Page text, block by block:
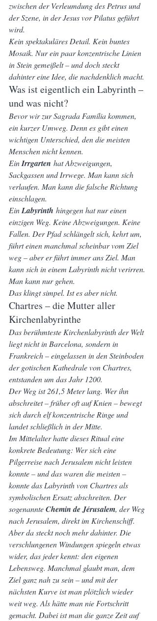
zwischen der Verleumdung des Petrus und
der Szene, in der Jesus vor Pilatus geführt
wird.
Kein spektakuläres Detail. Kein buntes
Mosaik. Nur ein paar konzentrische Linien
in Stein gemeißelt – und doch steckt
dahinter eine Idee, die nachdenklich macht.
Was ist eigentlich ein Labyrinth –
und was nicht?
Bevor wir zur Sagrada Família kommen,
ein kurzer Umweg. Denn es gibt einen
wichtigen Unterschied, den die meisten
Menschen nicht kennen.
Ein Irrgarten hat Abzweigungen,
Sackgassen und Irrwege. Man kann sich
verlaufen. Man kann die falsche Richtung
einschlagen.
Ein Labyrinth hingegen hat nur einen
einzigen Weg. Keine Abzweigungen. Keine
Fallen. Der Pfad schlängelt sich, kehrt um,
führt einen manchmal scheinbar vom Ziel
weg – aber er führt immer ans Ziel. Man
kann sich in einem Labyrinth nicht verirren.
Man kann nur gehen.
Das klingt simpel. Ist es aber nicht.
Chartres – die Mutter aller
Kirchenlabyrinthe
Das berühmteste Kirchenlabyrinth der Welt
liegt nicht in Barcelona, sondern in
Frankreich – eingelassen in den Steinboden
der gotischen Kathedrale von Chartres,
entstanden um das Jahr 1200.
Der Weg ist 261,5 Meter lang. Wer ihn
abschreitet – früher oft auf Knien – bewegt
sich durch elf konzentrische Ringe und
landet schließlich in der Mitte.
Im Mittelalter hatte dieses Ritual eine
konkrete Bedeutung: Wer sich eine
Pilgerreise nach Jerusalem nicht leisten
konnte – und das waren die meisten –
konnte das Labyrinth von Chartres als
symbolischen Ersatz abschreiten. Der
sogenannte Chemin de Jérusalem, der Weg
nach Jerusalem, direkt im Kirchenschiff.
Aber da steckt noch mehr dahinter. Die
verschlungenen Windungen spiegeln etwas
wider, das jeder kennt: den eigenen
Lebensweg. Manchmal glaubt man, dem
Ziel ganz nah zu sein – und mit der
nächsten Kurve ist man plötzlich wieder
weit weg. Als hätte man nie Fortschritt
gemacht. Dabei ist man die ganze Zeit auf